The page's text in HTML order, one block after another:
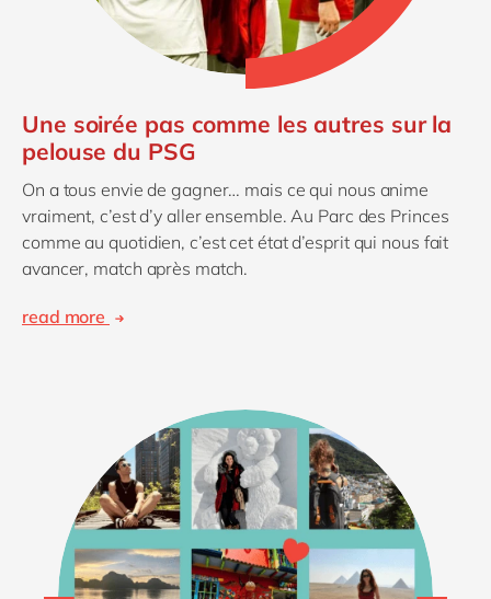
Une soirée pas comme les autres sur la
pelouse du PSG
On a tous envie de gagner… mais ce qui nous anime
vraiment, c’est d’y aller ensemble. Au Parc des Princes
comme au quotidien, c’est cet état d’esprit qui nous fait
avancer, match après match.
read more